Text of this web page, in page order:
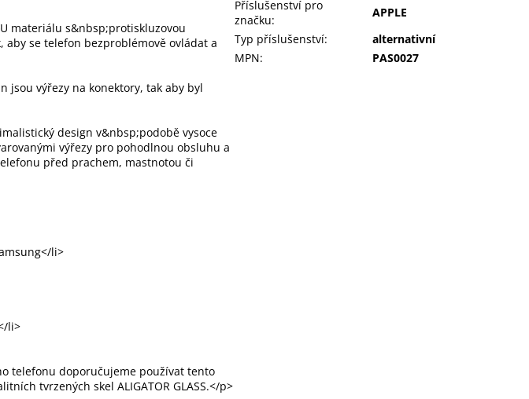
materiálu s&nbsp;protiskluzovou
aby se telefon bezproblémově ovládat a
jsou výřezy na konektory, tak aby byl
design v&nbsp;podobě vysoce
výřezy pro pohodlnou obsluhu a
před prachem, mastnotou či
li>
li>
telefonu doporučujeme používat tento
tvrzených skel ALIGATOR GLASS.</p>
Příslušenství pro
značku:
APPLE
Typ příslušenství:
alternativní
MPN: PAS0027